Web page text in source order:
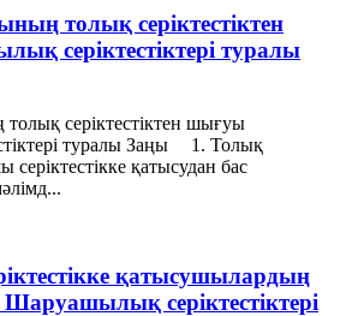
толық серiктестiктен
серіктестіктері туралы
серiктестiктен шығуы
туралы Заңы 1. Толық
серiктестiкке қатысудан бас
қатысушылардың
серіктестіктері